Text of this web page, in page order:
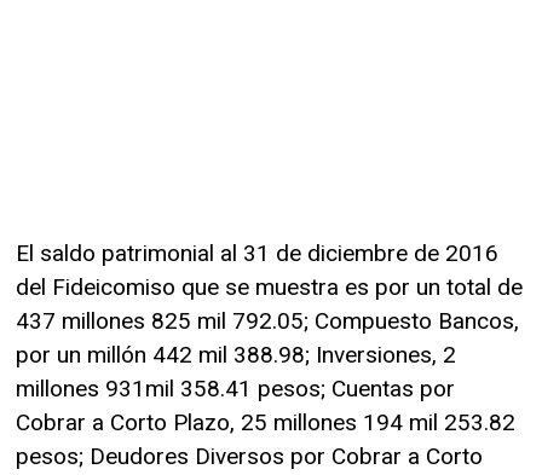
El saldo patrimonial al 31 de diciembre de 2016
del Fideicomiso que se muestra es por un total de
437 millones 825 mil 792.05; Compuesto Bancos,
por un millón 442 mil 388.98; Inversiones, 2
millones 931mil 358.41 pesos; Cuentas por
Cobrar a Corto Plazo, 25 millones 194 mil 253.82
pesos; Deudores Diversos por Cobrar a Corto